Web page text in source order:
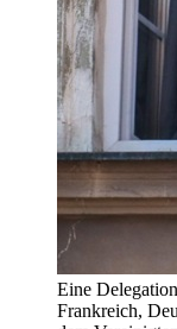
Eine
Frankreich,